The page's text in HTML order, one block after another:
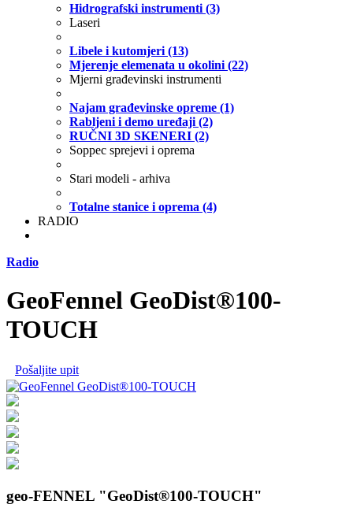
Hidrografski instrumenti (3)
Laseri
Libele i kutomjeri (13)
Mjerenje elemenata u okolini (22)
Mjerni građevinski instrumenti
Najam građevinske opreme (1)
Rabljeni i demo uređaji (2)
RUČNI 3D SKENERI (2)
Soppec sprejevi i oprema
Stari modeli - arhiva
Totalne stanice i oprema (4)
RADIO
Radio
GeoFennel GeoDist®100-
TOUCH
Pošaljite upit
geo-FENNEL "GeoDist®100-TOUCH"